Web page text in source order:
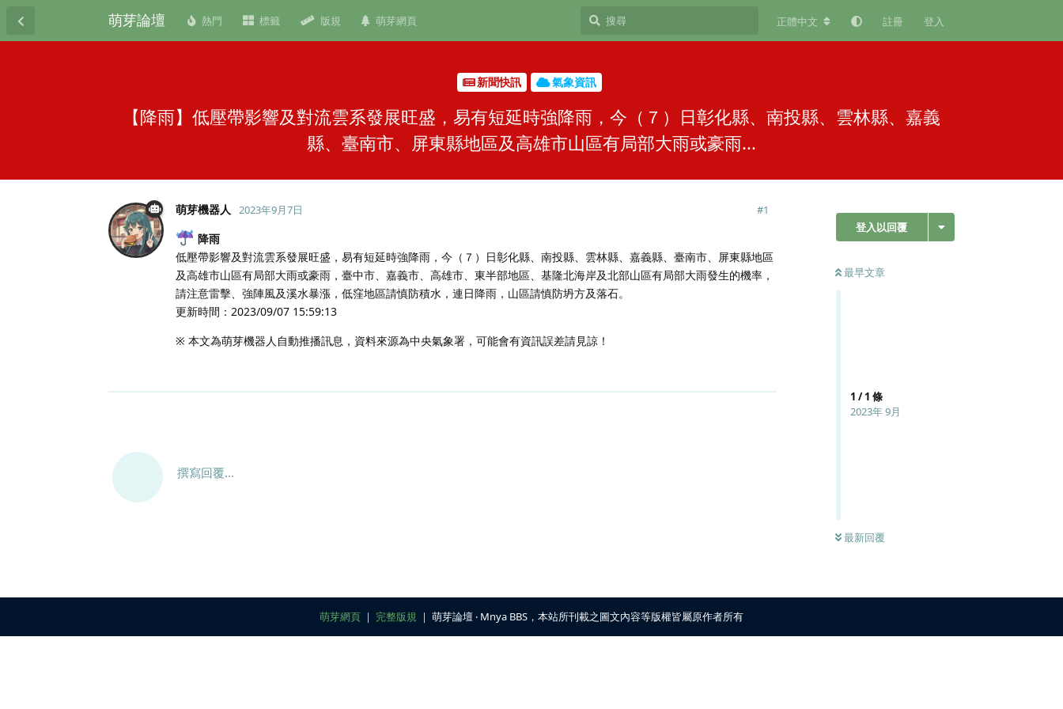
萌芽論壇 熱門 標籤 版規 萌芽網頁 正體中文 註冊 登入
新聞快訊 氣象資訊
【降雨】低壓帶影響及對流雲系發展旺盛，易有短延時強降雨，今（７）日彰化縣、南投縣、雲林縣、嘉義
縣、臺南市、屏東縣地區及高雄市山區有局部大雨或豪雨...
登入以回覆
最早文章
1 /1 條
2023年 9月
最新回覆
萌芽機器人 2023年9月7日 #1
降雨
低壓帶影響及對流雲系發展旺盛，易有短延時強降雨，今（７）日彰化縣、南投縣、雲林縣、嘉義縣、臺南市、屏東縣地區
及高雄市山區有局部大雨或豪雨，臺中市、嘉義市、高雄市、東半部地區、基隆北海岸及北部山區有局部大雨發生的機率，
請注意雷擊、強陣風及溪水暴漲，低窪地區請慎防積水，連日降雨，山區請慎防坍方及落石。
更新時間：2023/09/07 15:59:13
※ 本文為萌芽機器人自動推播訊息，資料來源為中央氣象署，可能會有資訊誤差請見諒！
撰寫回覆...
萌芽網頁 ｜ 完整版規 ｜ 萌芽論壇 ‧ Mnya BBS，本站所刊載之圖文內容等版權皆屬原作者所有